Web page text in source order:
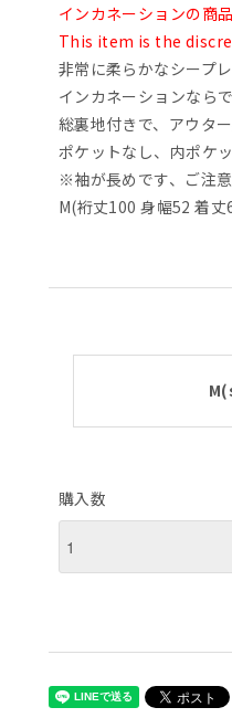
インカネーションの商
This item is the
非常に柔らかなシープ
インカネーションなら
総裏地付きで、アウタ
ポケットなし、内ポケッ
※袖が長めです、ご注意
M(裄丈100 身幅52 着丈
購入数